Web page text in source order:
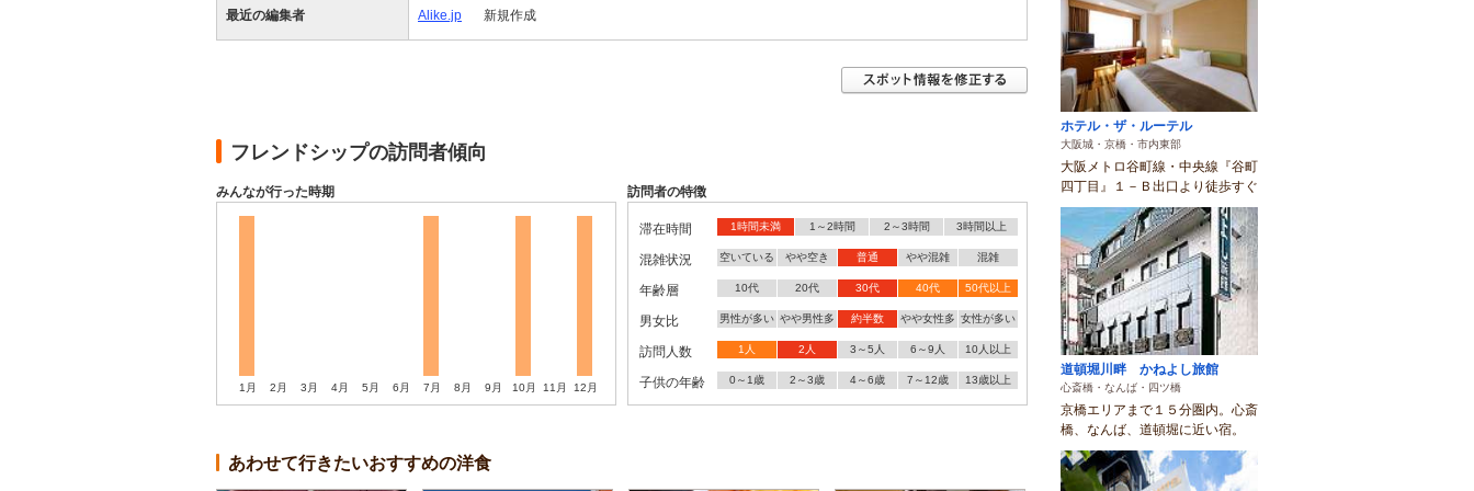
最近の編集者 Alike.jp 新規作成
フレンドシップの訪問者傾向
みんなが行った時期
1月 2月 3月 4月 5月 6月 7月 8月 9月 10月 11月 12月
訪問者の特徴
滞在時間 1時間未満 1～2時間 2～3時間 3時間以上
混雑状況 空いている やや空き 普通 やや混雑 混雑
年齢層 10代 20代 30代 40代 50代以上
男女比 男性が多い やや男性多 約半数 やや女性多 女性が多い
訪問人数 1人 2人 3～5人 6～9人 10人以上
子供の年齢 0～1歳 2～3歳 4～6歳 7～12歳 13歳以上
あわせて行きたいおすすめの洋食
ホテル・ザ・ルーテル
大阪城・京橋・市内東部
大阪メトロ谷町線・中央線『谷町
四丁目』１－Ｂ出口より徒歩すぐ
道頓堀川畔 かねよし旅館
心斎橋・なんば・四ツ橋
京橋エリアまで１５分圏内。心斎
橋、なんば、道頓堀に近い宿。